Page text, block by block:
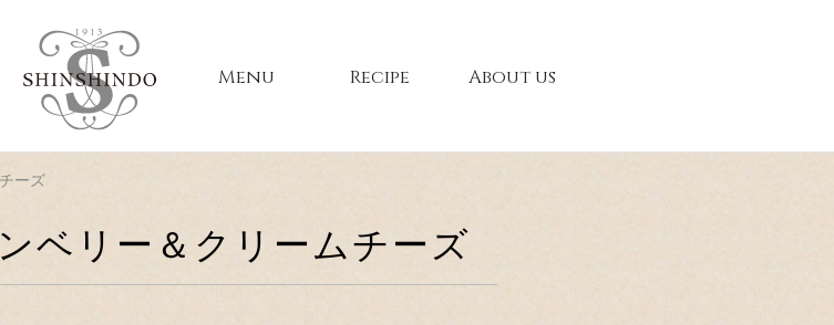
Menu Recipe About us
ーズ
ベリー＆クリームチーズ